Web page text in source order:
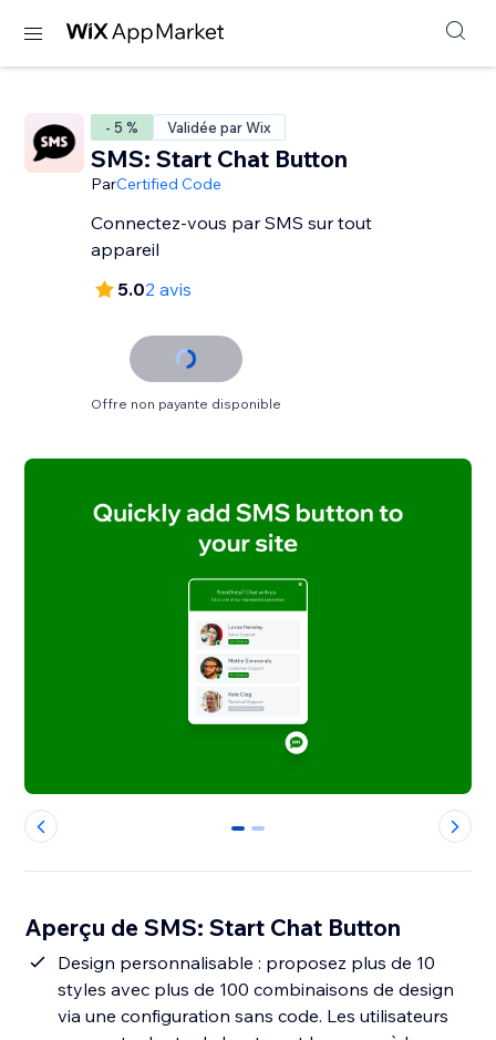
- 5 % Validée par Wix
SMS: Start Chat Button
ParCertified Code
Connectez-vous par SMS sur tout
appareil
5.02 avis
Offre non payante disponible
0 1
Aperçu de SMS: Start Chat Button
Design personnalisable : proposez plus de 10
styles avec plus de 100 combinaisons de design
via une configuration sans code. Les utilisateurs